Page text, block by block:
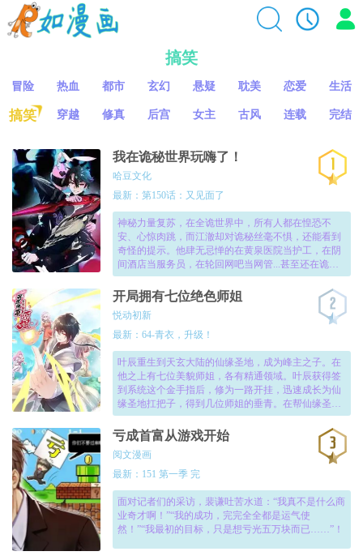
搞笑
冒险 热血 都市 玄幻 悬疑 耽美 恋爱 生活
搞笑 穿越 修真 后宫 女主 古风 连载 完结
我在诡秘世界玩嗨了！
哈豆文化
最新：第150话：又见面了
神秘力量复苏，在全诡世界中，所有人都在惶恐不
安、心惊肉跳，而江澈却对诡秘丝毫不惧，还能看到
奇怪的提示。他肆无忌惮的在黄泉医院当护工，在阴
间酒店当服务员，在轮回网吧当网管...甚至还在诡秘
世界建造了一座能够关押神明的监狱！当江澈一次又
一次完成诡秘挑战后，忽然发现，他竟然已经成为了
——诡秘之主！！
开局拥有七位绝色师姐
悦动初新
最新：64-青衣，升级！
叶辰重生到天玄大陆的仙缘圣地，成为峰主之子。在
他之上有七位美貌师姐，各有精通领域。叶辰获得签
到系统这个金手指后，修为一路开挂，迅速成长为仙
缘圣地扛把子，得到几位师姐的垂青。在帮仙缘圣地
解决一众敌对宗门的威胁后，叶辰又走出宗门，为几
位师姐出头撑腰，进而踏上成为天下第一的漫漫征
途。！
亏成首富从游戏开始
阅文漫画
最新：151 第一季 完
面对记者们的采访，裴谦吐苦水道：“我真不是什么商
业奇才啊！”“我的成功，完完全全都是运气使
然！”“我最初的目标，只是想亏光五万块而已……”！